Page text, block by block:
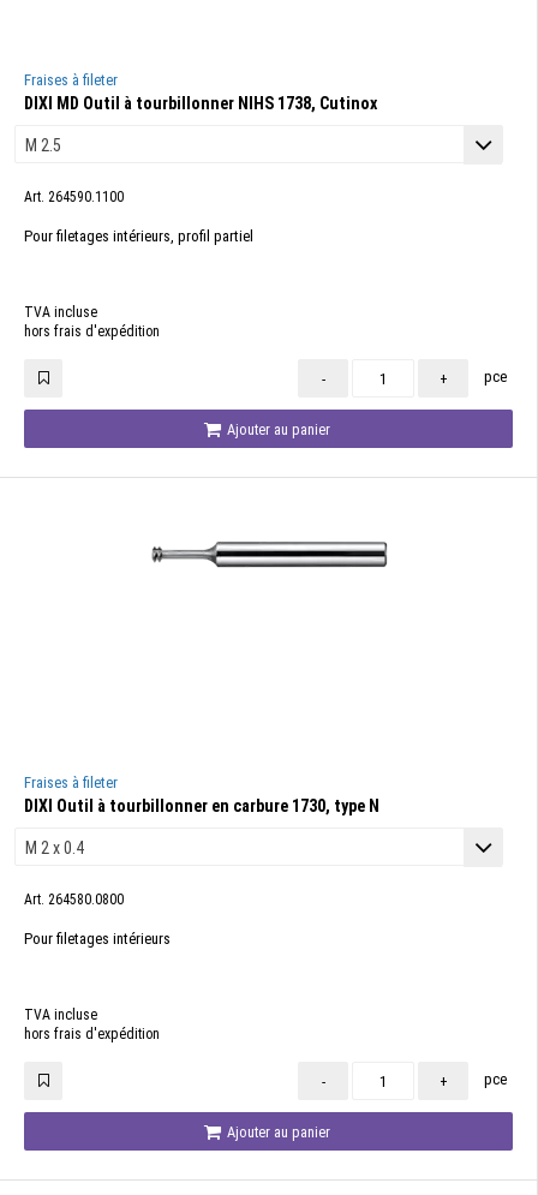
Fraises à fileter
DIXI MD Outil à tourbillonner NIHS 1738, Cutinox
Art. 264590.1100
Pour filetages intérieurs, profil partiel
TVA incluse
hors frais d'expédition
- + pce
Ajouter au panier
Fraises à fileter
DIXI Outil à tourbillonner en carbure 1730, type N
Art. 264580.0800
Pour filetages intérieurs
TVA incluse
hors frais d'expédition
- + pce
Ajouter au panier